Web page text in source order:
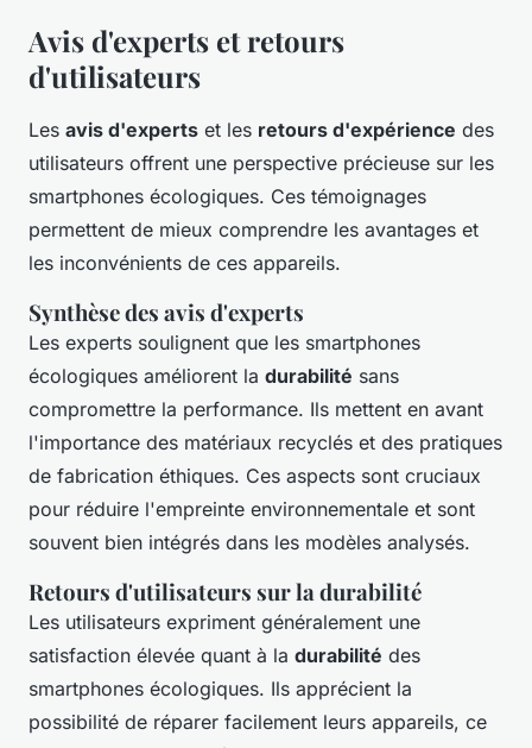
Avis d'experts et retours
d'utilisateurs
Les avis d'experts et les retours d'expérience des
utilisateurs offrent une perspective précieuse sur les
smartphones écologiques. Ces témoignages
permettent de mieux comprendre les avantages et
les inconvénients de ces appareils.
Synthèse des avis d'experts
Les experts soulignent que les smartphones
écologiques améliorent la durabilité sans
compromettre la performance. Ils mettent en avant
l'importance des matériaux recyclés et des pratiques
de fabrication éthiques. Ces aspects sont cruciaux
pour réduire l'empreinte environnementale et sont
souvent bien intégrés dans les modèles analysés.
Retours d'utilisateurs sur la durabilité
Les utilisateurs expriment généralement une
satisfaction élevée quant à la durabilité des
smartphones écologiques. Ils apprécient la
possibilité de réparer facilement leurs appareils, ce